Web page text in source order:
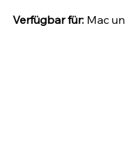
Verfügbar für: Mac